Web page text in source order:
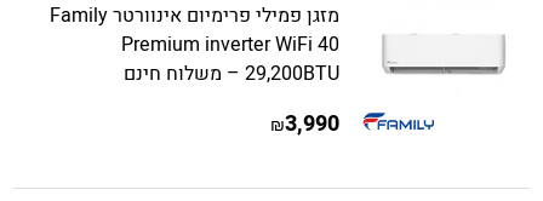
מזגן פמילי פרימיום אינוורטר Family
Premium inverter WiFi 40
29,200BTU – משלוח חינם
3,990
₪